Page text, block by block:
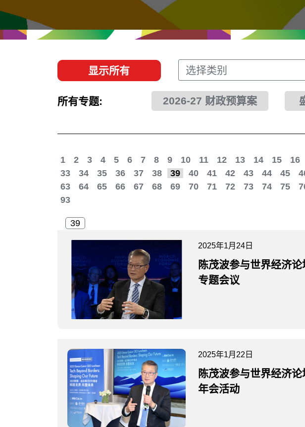
显示所有 选择类别
所有专题: 2026-27 财政预算案
1 2 3 4 5 6 7 8 9 10 11 12 13 14 15 16
33
34 35 36 37 38 39 40 41 42 43 44 45
63
64 65 66 67 68 69 70 71 72 73 74 75
93
2025年1月24日
陈茂波参与世界经济论
专题会议
2025年1月22日
陈茂波参与世界经济论
年会活动